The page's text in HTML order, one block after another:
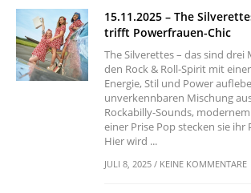
15.11.2025 – The
trifft Powerfrauen-Chic
The Silverettes – das sind drei
den Rock & Roll-Spirit mit
Energie, Stil und Power
unverkennbaren Mischung
Rockabilly-Sounds, modernem
einer Prise Pop stecken sie
Hier wird ...
JULI 8, 2025 / KEINE KOMMENTARE